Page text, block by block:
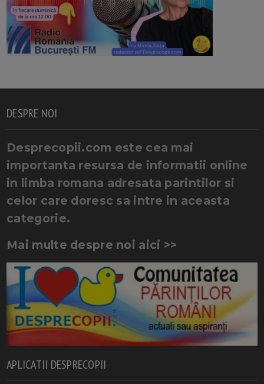
DESPRE NOI
Desprecopii.com este cea mai
importanta resursa de informatii online
in limba romana adresata parintilor si
celor care doresc sa intre in aceasta
categorie.
Mai multe despre noi aici >>
APLICATII DESPRECOPII